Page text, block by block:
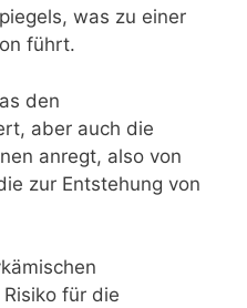
was zu einer
führt.
den
aber auch die
anregt, also von
zur Entstehung von
für die